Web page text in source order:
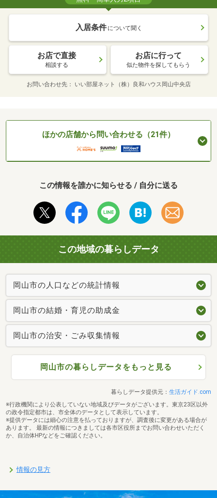
入居条件 について聞く
お店で直接
相談する
お店に行って
似た物件を探してもらう
お問い合わせ先 いい部屋ネット（株）良和ハウス岡山中央店
ほかの店舗から問い合わせる（21件）
この情報を誰かに知らせる / 自分に送る
この地域の暮らしデータ
岡山市の人口などの統計情報
岡山市の結婚・育児の助成金
岡山市の治安・ごみ収集情報
岡山市の暮らしデータをもっと見る
暮らしデータ提供元： 生活ガイド.com
※行政機関により公表していない地域及びデータがございます。東京23区以外
の政令指定都市は、市全体のデータとして表示しています。
※提供データには細心の注意を払っておりますが、調査後に変更がある場合が
あります。 最新の情報につきましては各市区役所までお問い合わせいただく
か、自治体HPなどをご確認ください。
情報の見方